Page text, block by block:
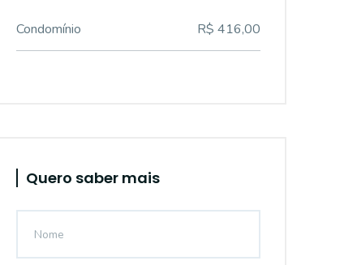
Condomínio R$ 416,00
Quero saber mais